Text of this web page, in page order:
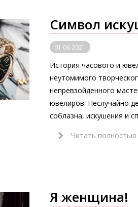
Символ
01.06.2021
История часового и
неутомимого
непревзойденного
ювелиров. Неслучайно
соблазна, искушения и
Читать полностью
Я женщина!